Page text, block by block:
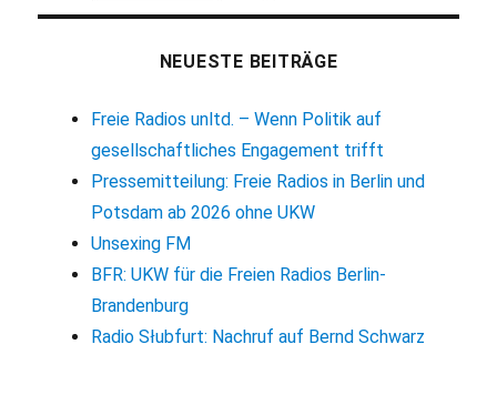
NEUESTE BEITRÄGE
Freie Radios unltd. – Wenn Politik auf
gesellschaftliches Engagement trifft
Pressemitteilung: Freie Radios in Berlin und
Potsdam ab 2026 ohne UKW
Unsexing FM
BFR: UKW für die Freien Radios Berlin-
Brandenburg
Radio Słubfurt: Nachruf auf Bernd Schwarz